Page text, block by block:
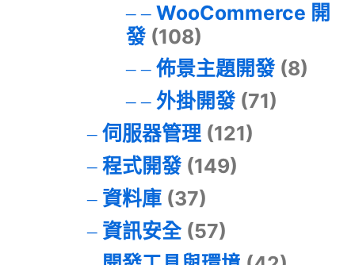
WooCommerce 開
發(108)
佈景主題開發(8)
外掛開發(71)
伺服器管理(121)
程式開發(149)
資料庫(37)
資訊安全(57)